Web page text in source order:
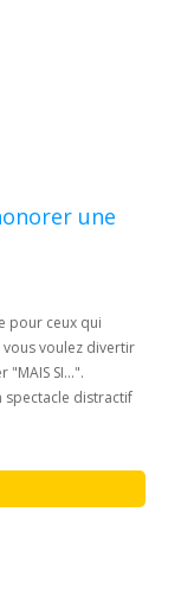
une
pour ceux qui
vous voulez divertir
SI...".
spectacle distractif